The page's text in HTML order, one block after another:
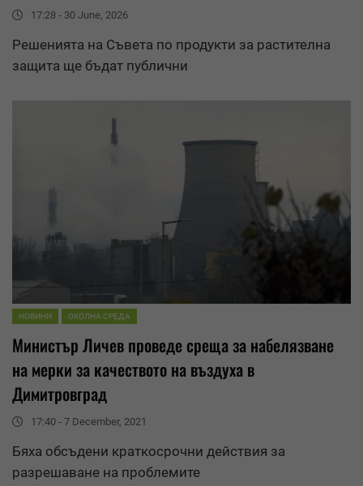
17:28 - 30 June, 2026
Решенията на Съвета по продукти за растителна
защита ще бъдат публични
НОВИНИ ОКОЛНА СРЕДА
Министър Личев проведе среща за набелязване
на мерки за качеството на въздуха в
Димитровград
17:40 - 7 December, 2021
Бяха обсъдени краткосрочни действия за
разрешаване на проблемите